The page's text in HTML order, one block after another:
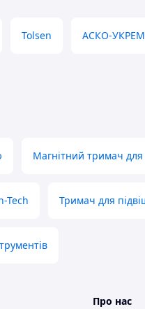
Tolsen АСКО-УКРЕМ
Магнітний тримач
Tech Тримач для
Про нас